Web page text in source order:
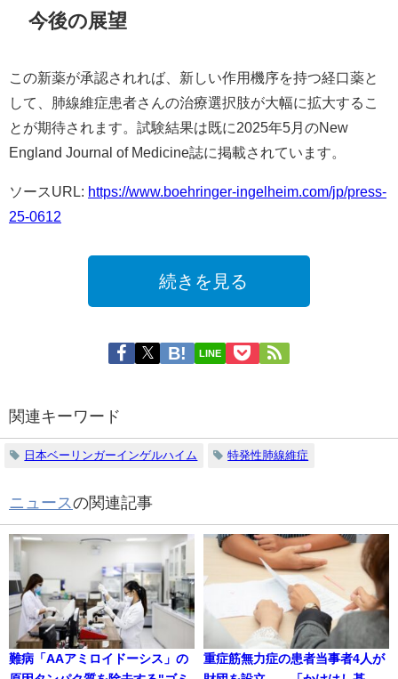
今後の展望
この新薬が承認されれば、新しい作用機序を持つ経口薬と
して、肺線維症患者さんの治療選択肢が大幅に拡大するこ
とが期待されます。試験結果は既に2025年5月のNew
England Journal of Medicine誌に掲載されています。
ソースURL: https://www.boehringer-ingelheim.com/jp/press-
25-0612
続きを見る
LINE
関連キーワード
日本ベーリンガーインゲルハイム 特発性肺線維症
ニュースの関連記事
難病「AAアミロイドーシス」の
重症筋無力症の患者当事者4人が